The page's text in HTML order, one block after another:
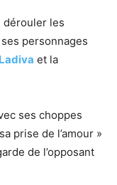
dérouler les
personnages
Ladiva et la
ses choppes
prise de l’amour »
de l’opposant